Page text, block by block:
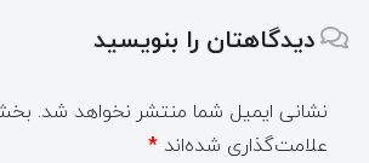
دیدگاهتان را بنویسید
نشانی ایمیل شما منتشر نخواهد شد.
علامت‌گذاری شده‌اند *